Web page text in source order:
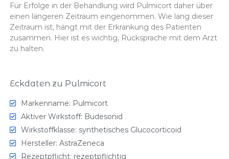
Für Erfolge in der Behandlung wird Pulmicort daher über
einen längeren Zeitraum eingenommen. Wie lang dieser
Zeitraum ist, hängt mit der Erkrankung des Patienten
zusammen. Hier ist es wichtig, Rücksprache mit dem Arzt
zu halten.
Eckdaten zu Pulmicort
Markenname: Pulmicort
Aktiver Wirkstoff: Budesonid
Wirkstoffklasse: synthetisches Glucocorticoid
Hersteller: AstraZeneca
Rezeptpflicht: rezeptpflichtig